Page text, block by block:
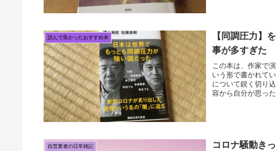
読んで良かったおすすめ本
【同調圧力】
事が多すぎた
この本は、作家で
いう形で書かれて
について鋭く切り
容から自分が思っ
自営業者の日常雑記
コロナ騒動き